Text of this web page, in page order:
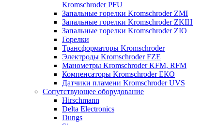
Kromschroder PFU
Запальные горелки Kromschroder ZМI
Запальные горелки Kromschroder ZKIH
Запальные горелки Kromschroder ZIO
Горелки
Трансформаторы Kromschroder
Электроды Kromschroder FZE
Манометры Kromschroder KFM, RFM
Компенсаторы Kromschroder ЕКО
Датчики пламени Kromschroder UVS
Сопутствующее оборудование
Hirschmann
Delta Electronics
Dungs